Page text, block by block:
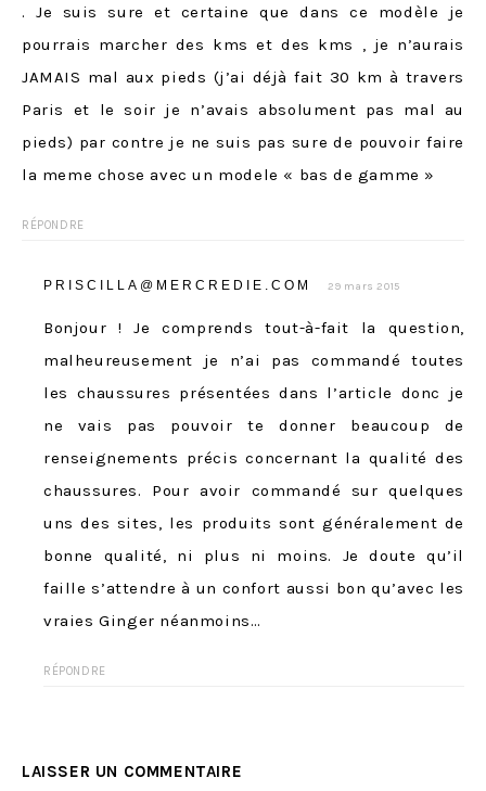
. Je suis sure et certaine que dans ce modèle je
pourrais marcher des kms et des kms , je n’aurais
JAMAIS mal aux pieds (j’ai déjà fait 30 km à travers
Paris et le soir je n’avais absolument pas mal au
pieds) par contre je ne suis pas sure de pouvoir faire
la meme chose avec un modele « bas de gamme »
RÉPONDRE
PRISCILLA@MERCREDIE.COM 29 mars 2015
Bonjour ! Je comprends tout-à-fait la question,
malheureusement je n’ai pas commandé toutes
les chaussures présentées dans l’article donc je
ne vais pas pouvoir te donner beaucoup de
renseignements précis concernant la qualité des
chaussures. Pour avoir commandé sur quelques
uns des sites, les produits sont généralement de
bonne qualité, ni plus ni moins. Je doute qu’il
faille s’attendre à un confort aussi bon qu’avec les
vraies Ginger néanmoins…
RÉPONDRE
LAISSER UN COMMENTAIRE